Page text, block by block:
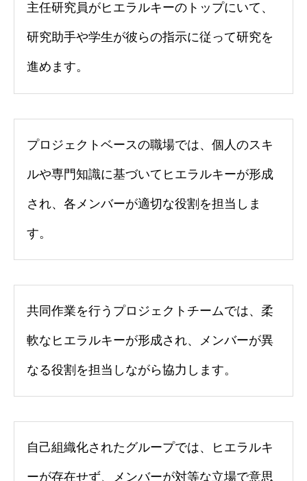
主任研究員がヒエラルキーのトップにいて、
研究助手や学生が彼らの指示に従って研究を
進めます。
プロジェクトベースの職場では、個人のスキ
ルや専門知識に基づいてヒエラルキーが形成
され、各メンバーが適切な役割を担当しま
す。
共同作業を行うプロジェクトチームでは、柔
軟なヒエラルキーが形成され、メンバーが異
なる役割を担当しながら協力します。
自己組織化されたグループでは、ヒエラルキ
ーが存在せず、メンバーが対等な立場で意思